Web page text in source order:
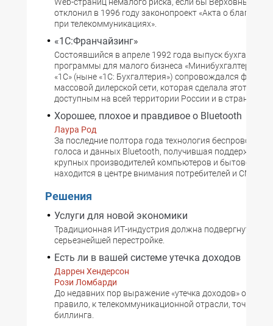
отклонил в 1996 году законопроект «Акта о
при телекоммуникациях».
«1С:Франчайзинг»
Состоявшийся в апреле 1992 года выпуск
программы для малого бизнеса «Минибухгалтерия»
«1С» (ныне «1С: Бухгалтерия») сопровождался
массовой дилерской сети, которая сделала этот
доступным на всей территории России и в странах
Хорошее, плохое и правдивое о Bluetooth
Лаура Род
За последние полтора года технология беспроводной
голоса и данных Bluetooth, получившая поддержку со
крупных производителей компьютеров и бытовой
находится в центре внимания потребителей и СМИ.
Решения
Услуги для новой экономики
Традиционная ИТ-индустрия должна подвергнуться
серьезнейшей перестройке.
Есть ли в вашей системе утечка доходов
Даррен Хендерсон
Рози Ломбарди
До недавних пор выражение «утечка доходов»
правило, к телекоммуникационной отрасли, точнее, к
биллинга.